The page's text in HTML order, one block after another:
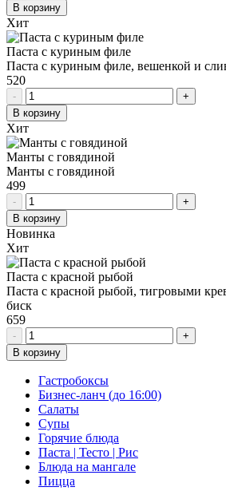
В корзину
Хит
Паста с куриным филе
Паста с куриным филе, вешенкой и
520
-
+
В корзину
Хит
Манты с говядиной
Манты с говядиной
499
-
+
В корзину
Новинка
Хит
Паста с красной рыбой
Паста с красной рыбой, тигровыми
биск
659
-
+
В корзину
Гастробоксы
Бизнес-ланч (до 16:00)
Салаты
Супы
Горячие блюда
Паста | Тесто | Рис
Блюда на мангале
Пицца